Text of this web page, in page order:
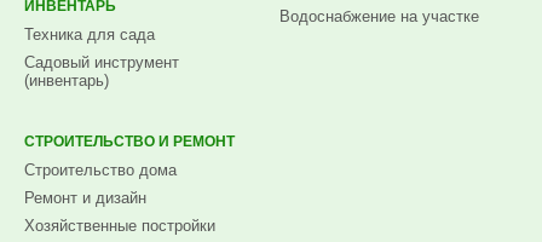
ИНВЕНТАРЬ
Техника для сада
Садовый инструмент
(инвентарь)
Водоснабжение на участке
СТРОИТЕЛЬСТВО И РЕМОНТ
Строительство дома
Ремонт и дизайн
Хозяйственные постройки